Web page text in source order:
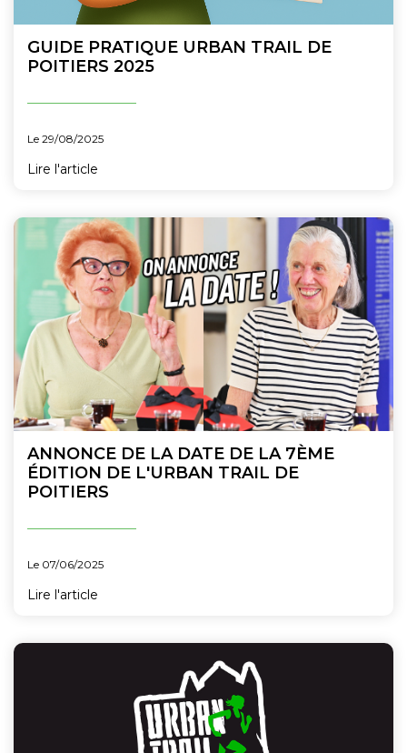
GUIDE PRATIQUE URBAN TRAIL DE
POITIERS 2025
Le 29/08/2025
Lire l'article
ANNONCE DE LA DATE DE LA 7ÈME
ÉDITION DE L'URBAN TRAIL DE
POITIERS
Le 07/06/2025
Lire l'article